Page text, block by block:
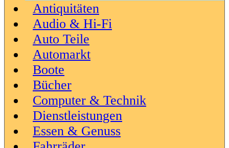
Antiquitäten
Audio & Hi-Fi
Auto Teile
Automarkt
Boote
Bücher
Computer & Technik
Dienstleistungen
Essen & Genuss